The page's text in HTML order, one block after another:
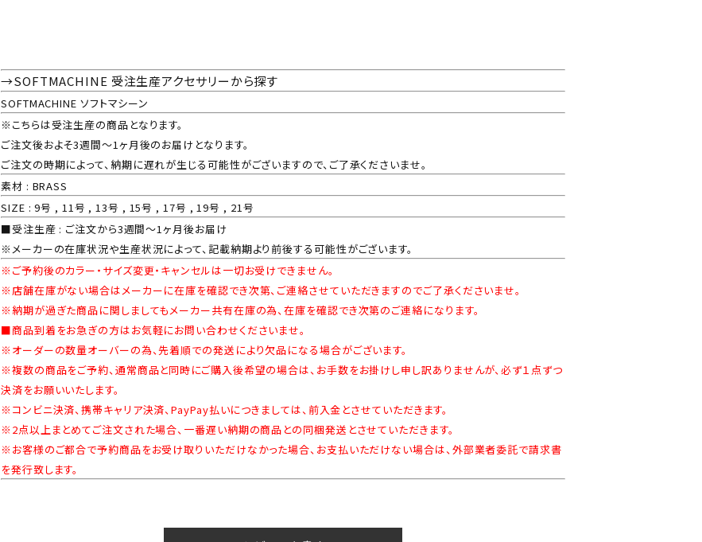
→SOFTMACHINE 受注生産アクセサリーから探す
SOFTMACHINE ソフトマシーン
※こちらは受注生産の商品となります。
ご注文後およそ3週間～1ヶ月後のお届けとなります。
ご注文の時期によって、納期に遅れが生じる可能性がございますので、ご了承くださいませ。
素材 : BRASS
SIZE : 9号 , 11号 , 13号 , 15号 , 17号 , 19号 , 21号
■受注生産 : ご注文から3週間～1ヶ月後お届け
※メーカーの在庫状況や生産状況によって、記載納期より前後する可能性がございます。
※ご予約後のカラー・サイズ変更・キャンセルは一切お受けできません。
※店舗在庫がない場合はメーカーに在庫を確認でき次第、ご連絡させていただきますのでご了承くださいませ。
※納期が過ぎた商品に関しましてもメーカー共有在庫の為、在庫を確認でき次第のご連絡になります。
■商品到着をお急ぎの方はお気軽にお問い合わせくださいませ。
※オーダーの数量オーバーの為、先着順での発送により欠品になる場合がございます。
※複数の商品をご予約、通常商品と同時にご購入後希望の場合は、お手数をお掛けし申し訳ありませんが、必ず１点ずつ
決済をお願いいたします。
※コンビニ決済、携帯キャリア決済、PayPay払いにつきましては、前入金とさせていただきます。
※2点以上まとめてご注文された場合、一番遅い納期の商品との同梱発送とさせていただきます。
※お客様のご都合で予約商品をお受け取りいただけなかった場合、お支払いただけない場合は、外部業者委託で請求書
を発行致します。